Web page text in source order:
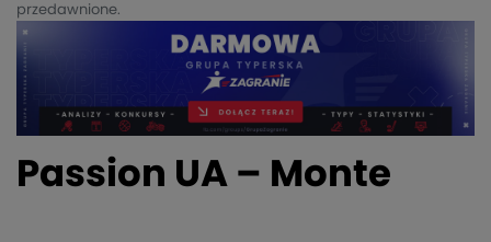
przedawnione.
Passion UA – Monte